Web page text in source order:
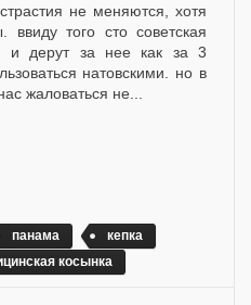
не меняются, хотя
того сто советская
и дерут за нее как за 3
натовскими. но в
жаловаться не...
панама
кепка
косынка